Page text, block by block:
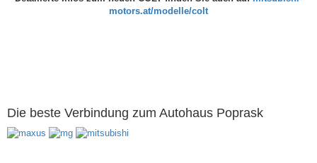
motors.at/modelle/colt
Die beste Verbindung zum Autohaus Poprask